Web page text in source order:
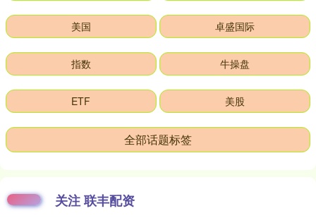
美国 卓盛国际
指数 牛操盘
ETF 美股
全部话题标签
关注 联丰配资